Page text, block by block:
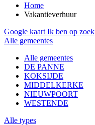
Home
Vakantieverhuur
Google kaart Ik ben op zoek
Alle gemeentes
Alle gemeentes
DE PANNE
KOKSIJDE
MIDDELKERKE
NIEUWPOORT
WESTENDE
Alle types